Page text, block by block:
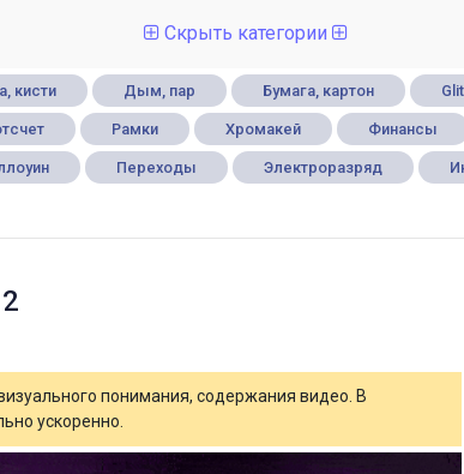
Скрыть категории
кисти Дым, пар Бумага, картон
Рамки Хромакей Финансы
Переходы Электроразряд
понимания, содержания видео. В
ускоренно.